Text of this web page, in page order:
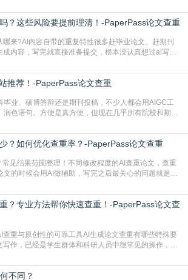
，不少人也搞不清降aigc检测是啥，对相关要求摸不
随AIGC工具在学术领域普及诞生的新需求，核心是为
生
？这些风险要提前理清！-PaperPass论文查重
来?AI内容自带的重复特性很多赶毕业论文、赶期刊
内容，写完就直接准备提交，根本没认真想过ai写论
。AI训练依赖海量公开的文本数据，生成内容本质是基
是从零开始的原创创作。生成过程中，很容易复用已
接拼接已经公开
推荐！-PaperPass论文查重
毕业、硕博答辩还是期刊投稿，不少人都会用AIGC工
色语句。方便是真方便，但现在几乎所有院校和期刊
大有人在，这时候，找到靠谱的降AIGC检测率的网
：守护学术原创性的智能伙伴AIGC生成内
个本科师弟改
？如何优化查重率？-PaperPass论文查重
见结果范围整理！不同修改程度的AI查重论文，查重
的时候会用AI做辅助，写完之后最关心的问题就是ai
一样。AI训练依赖海量公开学术文献、网络内容，生成
拼接已有内容，很容易和已发布的作品撞重复，甚至会
以查重率偏高是
？专业方法帮你快速查重！-PaperPass论文查
重与原创性的可靠工具AI生成论文查重有哪些特殊要
作，已经是学生群体和科研人员中很常见的操作，不
的内容天生带有重复风险——训练AI的数据集本身就包
网络原创内容，AI输出内容时很容易无意识拼接出重
不同？